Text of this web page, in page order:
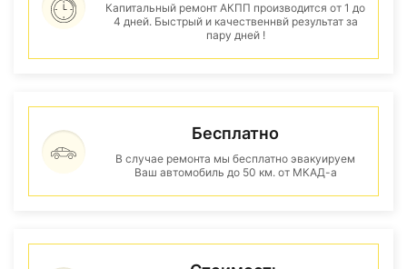
Капитальный ремонт АКПП производится от 1 до
4 дней. Быстрый и качественнвй результат за
пару дней !
Бесплатно
В случае ремонта мы бесплатно эвакуируем
Ваш автомобиль до 50 км. от МКАД-а